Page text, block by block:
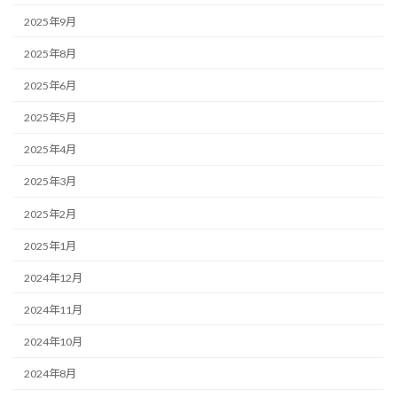
2025年9月
2025年8月
2025年6月
2025年5月
2025年4月
2025年3月
2025年2月
2025年1月
2024年12月
2024年11月
2024年10月
2024年8月